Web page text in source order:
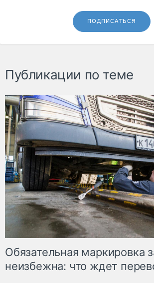
ПОДПИСАТЬСЯ
Публикации по теме
Обязательная маркировка
неизбежна: что ждет